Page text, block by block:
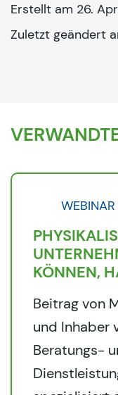
Erstellt am 26.
Zuletzt geändert
WEBINAR
KÖNNEN,
Beitrag von
und Inhaber
Beratungs-